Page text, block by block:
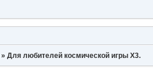
»Для любителей космической игры Х3.